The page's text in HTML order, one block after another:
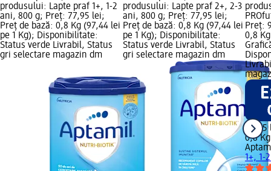
produsului: Lapte praf 1+, 1-2
ani, 800 g; Preț: 77,95 lei;
Preț de bază: 0,8 Kg (97,44 lei
pe 1 Kg); Disponibilitate:
Status verde Livrabil, Status
gri selectare magazin dm
produsului: Lapte praf 2+, 2-3
ani, 800 g; Preț: 77,95 lei;
Preț de bază: 0,8 Kg (97,44 lei
pe 1 Kg); Disponibilitate:
Status verde Livrabil, Status
gri selectare magazin dm
Preț:
0,8
0,8
1+, 1-